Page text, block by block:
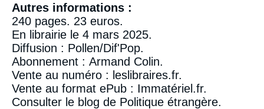
Autres informations :
240 pages. 23 euros.
En librairie le 4 mars 2025.
Diffusion : Pollen/Dif'Pop.
Abonnement : Armand Colin.
Vente au numéro : leslibraires.fr.
Vente au format ePub : Immatériel.fr.
Consulter le blog de Politique étrangère.